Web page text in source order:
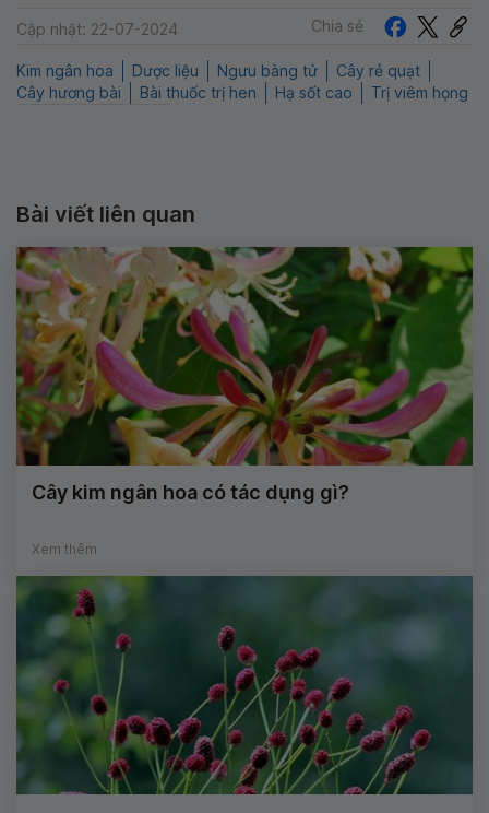
Cập nhật: 22-07-2024 Chia sẻ
Kim ngân hoa Dược liệu Ngưu bàng tử
Cây rẻ quạt
Cây hương bài
Bài thuốc trị hen Hạ sốt cao Trị viêm họng
Bài viết liên quan
Cây kim ngân hoa có tác dụng gì?
Xem thêm